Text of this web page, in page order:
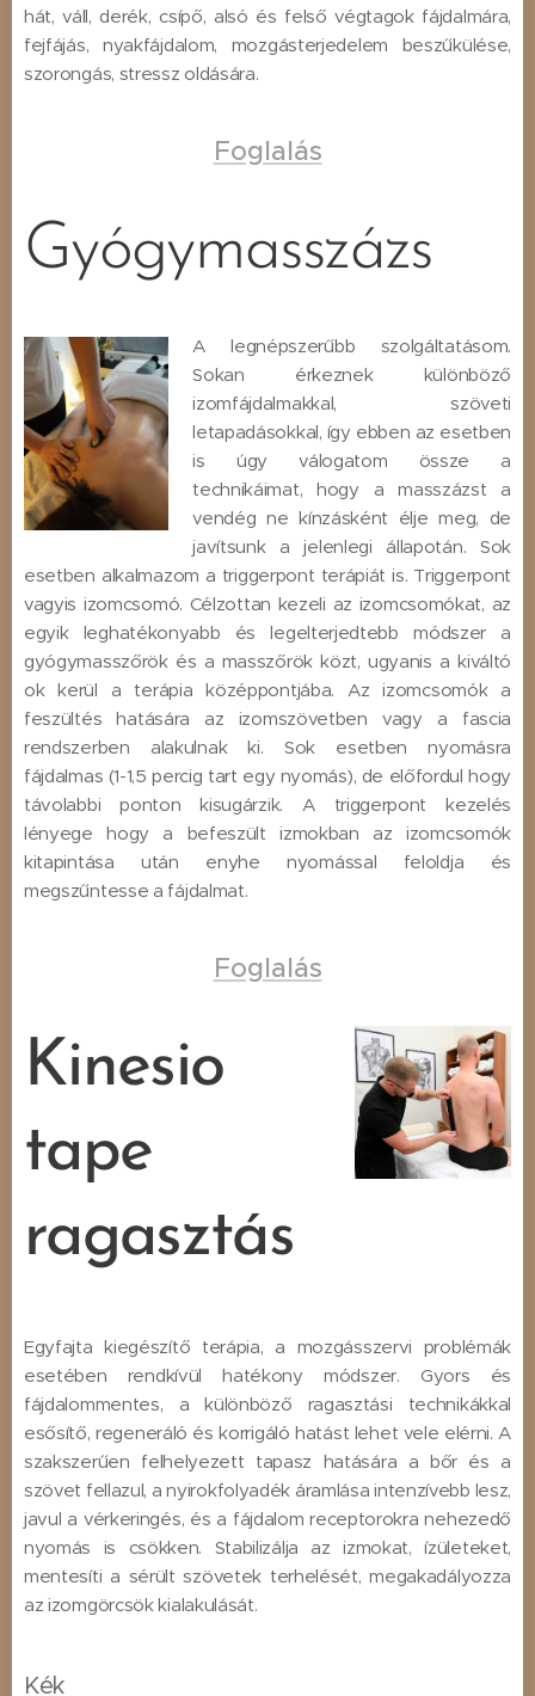
hát, váll, derék, csípő, alsó és felső végtagok fájdalmára,
fejfájás, nyakfájdalom, mozgásterjedelem beszűkülése,
szorongás, stressz oldására.
Foglalás
Gyógymasszázs
A legnépszerűbb szolgáltatásom.
Sokan érkeznek különböző
izomfájdalmakkal, szöveti
letapadásokkal, így ebben az esetben
is úgy válogatom össze a
technikáimat, hogy a masszázst a
vendég ne kínzásként élje meg, de
javítsunk a jelenlegi állapotán. Sok
esetben alkalmazom a triggerpont terápiát is. Triggerpont
vagyis izomcsomó. Célzottan kezeli az izomcsomókat, az
egyik leghatékonyabb és legelterjedtebb módszer a
gyógymasszőrök és a masszőrök közt, ugyanis a kiváltó
ok kerül a terápia középpontjába. Az izomcsomók a
feszültés hatására az izomszövetben vagy a fascia
rendszerben alakulnak ki. Sok esetben nyomásra
fájdalmas (1-1,5 percig tart egy nyomás), de előfordul hogy
távolabbi ponton kisugárzik. A triggerpont kezelés
lényege hogy a befeszült izmokban az izomcsomók
kitapintása után enyhe nyomással feloldja és
megszűntesse a fájdalmat.
Foglalás
Kinesio
tape
ragasztás
Egyfajta kiegészítő terápia, a mozgásszervi problémák
esetében rendkívül hatékony módszer. Gyors és
fájdalommentes, a különböző ragasztási technikákkal
esősítő, regeneráló és korrigáló hatást lehet vele elérni. A
szakszerűen felhelyezett tapasz hatására a bőr és a
szövet fellazul, a nyirokfolyadék áramlása intenzívebb lesz,
javul a vérkeringés, és a fájdalom receptorokra nehezedő
nyomás is csökken. Stabilizálja az izmokat, ízületeket,
mentesíti a sérült szövetek terhelését, megakadályozza
az izomgörcsök kialakulását.
Kék